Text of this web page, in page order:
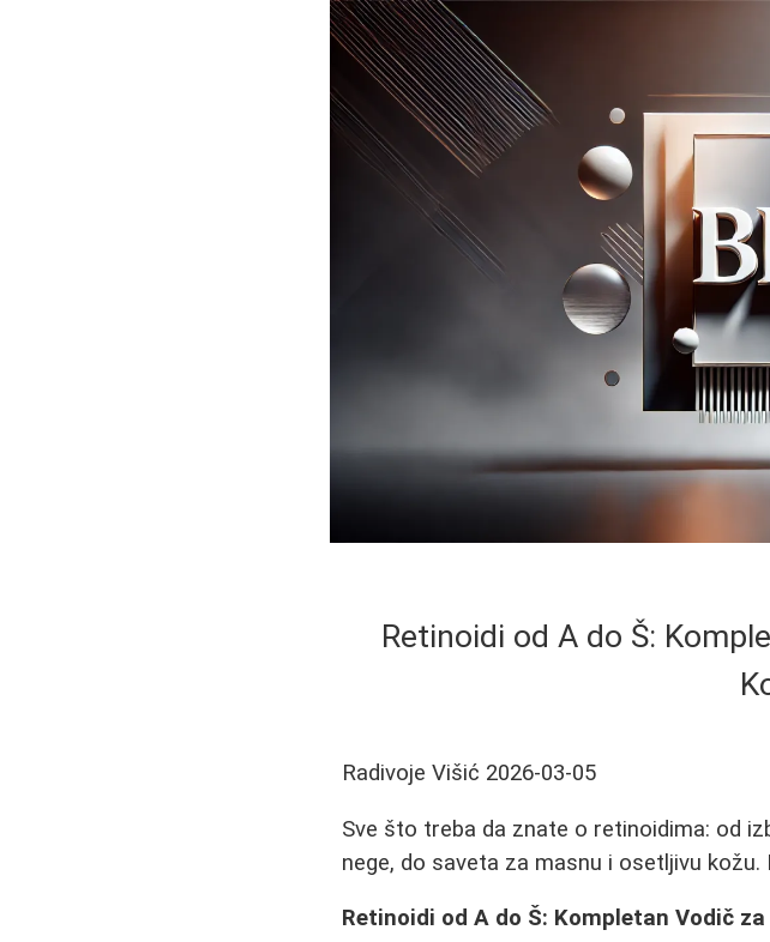
Retinoidi od A do Š:
Radivoje Višić 2026-03-05
Sve što treba da znate o retinoidima: od
nege, do saveta za masnu i osetljivu
Retinoidi od A do Š: Kompletan Vodič